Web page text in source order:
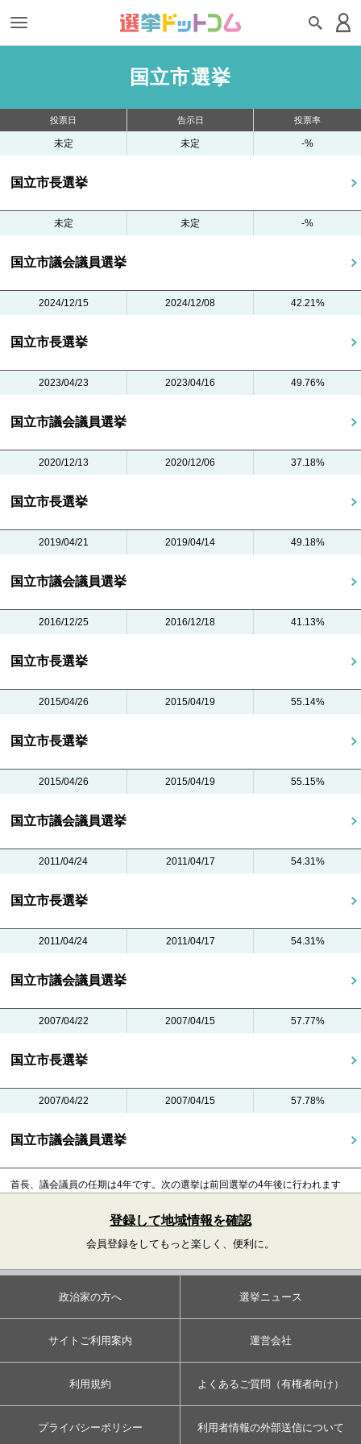
国立市選挙
投票日 告示日 投票率
未定 未定 -%
国立市長選挙
未定 未定 -%
国立市議会議員選挙
2024/12/15 2024/12/08 42.21%
国立市長選挙
2023/04/23 2023/04/16 49.76%
国立市議会議員選挙
2020/12/13 2020/12/06 37.18%
国立市長選挙
2019/04/21 2019/04/14 49.18%
国立市議会議員選挙
2016/12/25 2016/12/18 41.13%
国立市長選挙
2015/04/26 2015/04/19 55.14%
国立市長選挙
2015/04/26 2015/04/19 55.15%
国立市議会議員選挙
2011/04/24 2011/04/17 54.31%
国立市長選挙
2011/04/24 2011/04/17 54.31%
国立市議会議員選挙
2007/04/22 2007/04/15 57.77%
国立市長選挙
2007/04/22 2007/04/15 57.78%
国立市議会議員選挙
首長、議会議員の任期は4年です。 次の選挙は前回選挙の4年後に行われます
登録して地域情報を確認
会員登録をしてもっと楽しく、便利に。
政治家の方へ 選挙ニュース
サイトご利用案内 運営会社
利用規約 よくあるご質問（有権者向け）
プライバシーポリシー 利用者情報の外部送信について